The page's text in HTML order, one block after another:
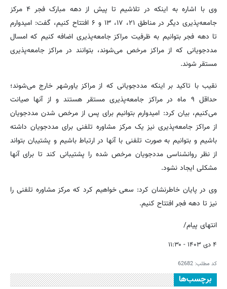
وی با اشاره به اینکه در تلاشیم تا پیش از دهه مبارک فجر ۴ مرکز
جامعه‌پذیری دیگر در مناطق ۲۱، ۱۷، ۱۳ و ۶ افتتاح کنیم، گفت: امیدوارم
تا دهه فجر بتوانیم به ظرفیت مراکز جامعه‌پذیری اضافه کنیم که امسال
مددجویانی که از مراکز مرخص می‌شوند، بتوانند در مراکز جامعه‌پذیری
مستقر شوند.
نقیب با تاکید بر اینکه مددجویانی که از مراکز یاورشهر خارج می‌شوند؛
حداقل ۹ ماه در مراکز جامعه‌پذیری مستقر هستند و از آنها صیانت
می‌کنیم، بیان کرد: امیدوارم بتوانیم برای پس از مرخص شدن مددجویان
از مراکز جامعه‌پذیری نیز یک مرکز مشاوره تلفنی برای مددجویان داشته
باشیم و بتوانیم به صورت تلفنی با آنها در ارتباط باشیم و پشتیبان بتواند
از نظر روانشناسی مددجویان مرخص شده را پشتیبانی کند تا برای آنها
مشکلی ایجاد نشود.
وی در پایان خاطرنشان کرد: سعی خواهیم کرد که مرکز مشاوره تلفنی را
نیز تا دهه فجر افتتاح کنیم.
انتهای پیام/
۴ دی ۱۴۰۳ - ۱۱:۳۰
کد مطلب: 62682
برچسب‌ها